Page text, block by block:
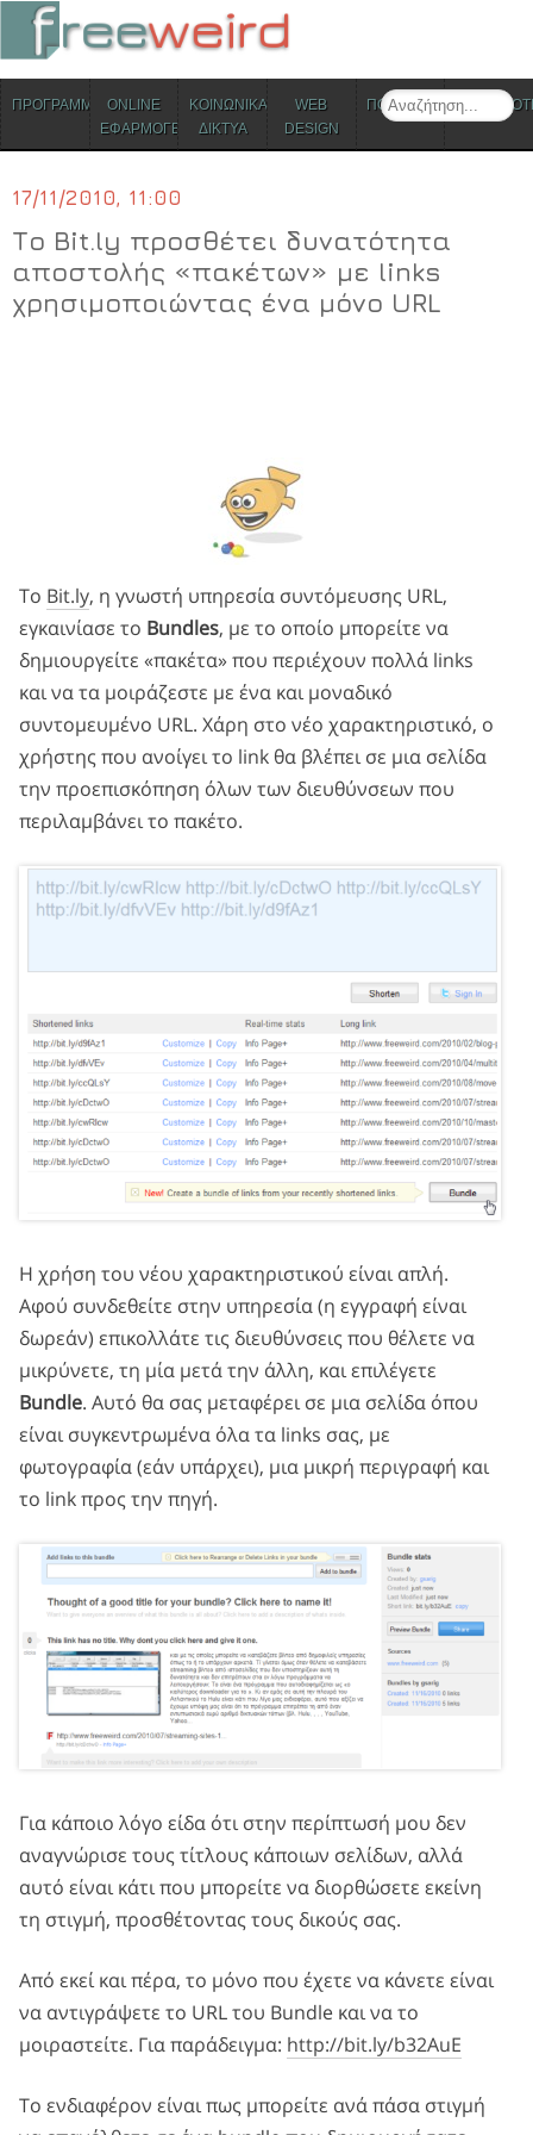
Search
Skip to content
ΠΡΟΓΡΑΜΜΑΤΑONLINE
ΕΦΑΡΜΟΓΕΣ
ΚΟΙΝΩΝΙΚΑ
ΔΙΚΤΥΑ
WEB
DESIGN
ΠΟΛΙΤΙΣΜΟΣ
17/11/2010, 11:00
Το Bit.ly προσθέτει δυνατότητα
αποστολής «πακέτων» με links
χρησιμοποιώντας ένα μόνο URL
Tο Bit.ly, η γνωστή υπηρεσία συντόμευσης URL,
εγκαινίασε το Bundles, με το οποίο μπορείτε να
δημιουργείτε «πακέτα» που περιέχουν πολλά links
και να τα μοιράζεστε με ένα και μοναδικό
συντομευμένο URL. Χάρη στο νέο χαρακτηριστικό, ο
χρήστης που ανοίγει το link θα βλέπει σε μια σελίδα
την προεπισκόπηση όλων των διευθύνσεων που
περιλαμβάνει το πακέτο.
Η χρήση του νέου χαρακτηριστικού είναι απλή.
Αφού συνδεθείτε στην υπηρεσία (η εγγραφή είναι
δωρεάν) επικολλάτε τις διευθύνσεις που θέλετε να
μικρύνετε, τη μία μετά την άλλη, και επιλέγετε
Bundle. Αυτό θα σας μεταφέρει σε μια σελίδα όπου
είναι συγκεντρωμένα όλα τα links σας, με
φωτογραφία (εάν υπάρχει), μια μικρή περιγραφή και
το link προς την πηγή.
Για κάποιο λόγο είδα ότι στην περίπτωσή μου δεν
αναγνώρισε τους τίτλους κάποιων σελίδων, αλλά
αυτό είναι κάτι που μπορείτε να διορθώσετε εκείνη
τη στιγμή, προσθέτοντας τους δικούς σας.
Από εκεί και πέρα, το μόνο που έχετε να κάνετε είναι
να αντιγράψετε το URL του Bundle και να το
μοιραστείτε. Για παράδειγμα: http://bit.ly/b32AuE
Το ενδιαφέρον είναι πως μπορείτε ανά πάσα στιγμή